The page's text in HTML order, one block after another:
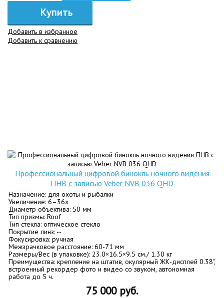
Купить
Добавить в избранное
Добавить к сравнению
Профессиональный цифровой бинокль ночного видения
ПНВ с записью Veber NVB 036 QHD
Назначение: для охоты и рыбалки
Увеличение: 6–36x
Диаметр объектива: 50 мм
Тип призмы: Roof
Тип стекла: оптическое стекло
Покрытие линз: --
Фокусировка: ручная
Межзрачковое расстояние: 60-71 мм
Размеры/Вес (в упаковке): 23.0×16.5×9.5 см./ 1.30 кг
Преимущества: крепление на штатив, окулярный ЖК-дисплей 0.38",
встроенный рекордер фото и видео со звуком, автономная
работа до 5 ч.
75 000 руб.